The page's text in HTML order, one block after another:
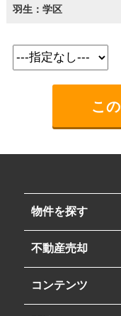
羽生：学区
物件を探す
不動産売却
コンテンツ